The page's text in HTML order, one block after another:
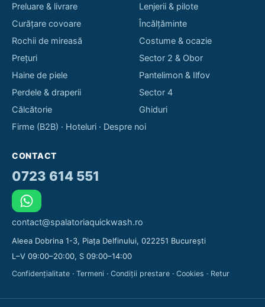
Preluare & livrare
Curățare covoare
Rochii de mireasă
Prețuri
Haine de piele
Perdele & draperii
Călcătorie
Lenjerii & pilote
Încălțăminte
Costume & ocazie
Sector 2 & Obor
Pantelimon & Ilfov
Sector 4
Ghiduri
Firme (B2B) · Hoteluri · Despre noi
CONTACT
0723 614 551
contact@spalatoriaquickwash.ro
Aleea Dobrina 1-3, Piața Delfinului, 022251 București
L–V 09:00–20:00, S 09:00–14:00
Confidențialitate · Termeni · Condiții prestare · Cookies · Retur